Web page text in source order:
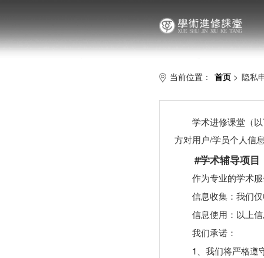
当前位置： 首页 > 隐私
学术进修课堂（
方对用户/学员个人信
#学术辅导项目
作为专业的学术
信息收集：我们
信息使用：以上
我们承诺：
1、我们将严格遵